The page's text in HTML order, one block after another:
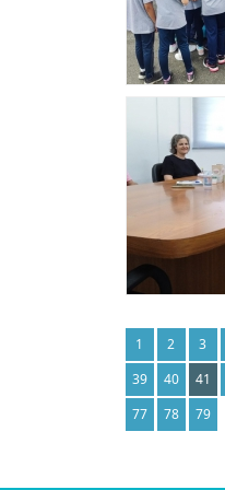
1 2 3
39
40 41
77
78 79